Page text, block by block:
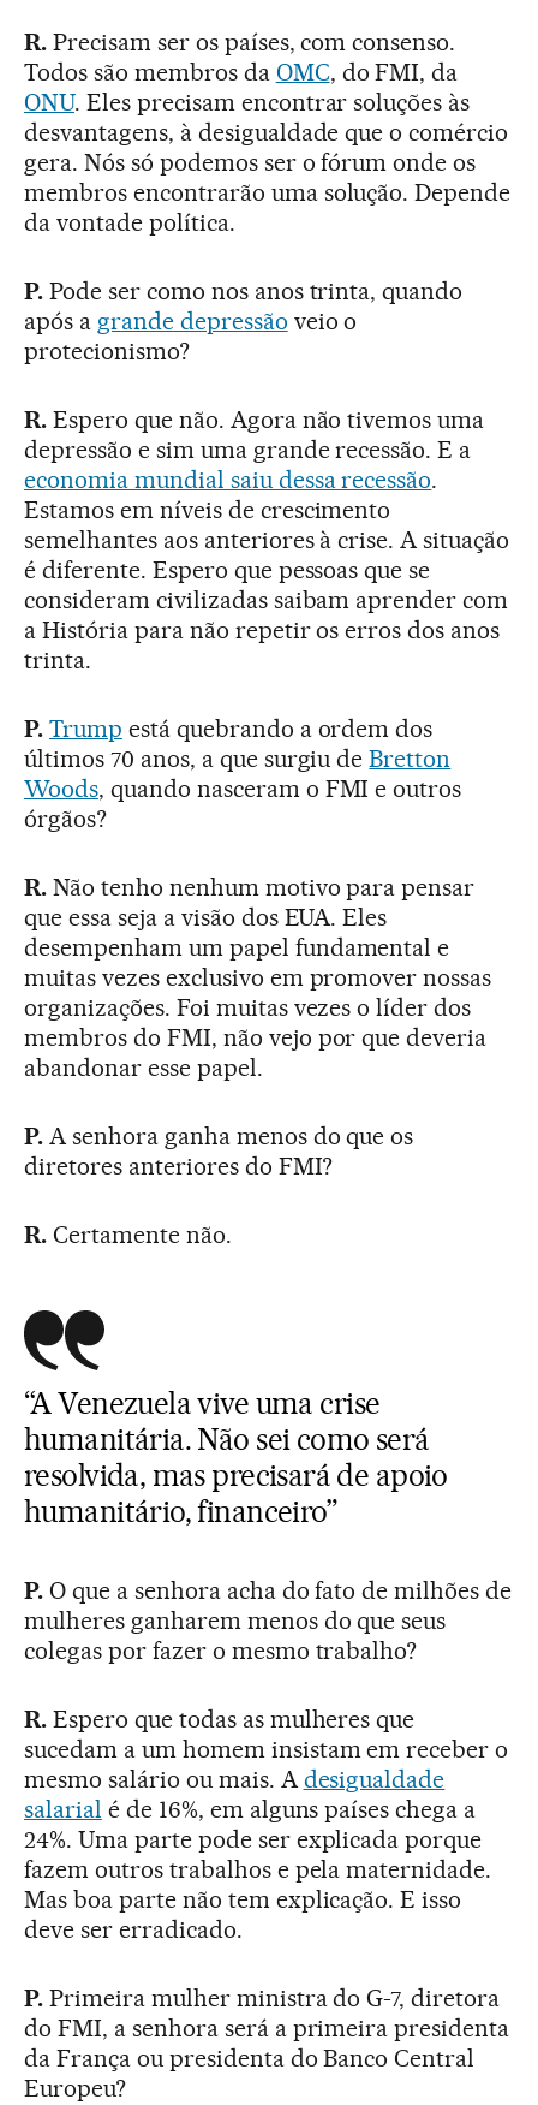
R. Precisam ser os países, com consenso.
Todos são membros da OMC, do FMI, da
ONU. Eles precisam encontrar soluções às
desvantagens, à desigualdade que o comércio
gera. Nós só podemos ser o fórum onde os
membros encontrarão uma solução. Depende
da vontade política.
P. Pode ser como nos anos trinta, quando
após a grande depressão veio o
protecionismo?
R. Espero que não. Agora não tivemos uma
depressão e sim uma grande recessão. E a
economia mundial saiu dessa recessão.
Estamos em níveis de crescimento
semelhantes aos anteriores à crise. A situação
é diferente. Espero que pessoas que se
consideram civilizadas saibam aprender com
a História para não repetir os erros dos anos
trinta.
P. Trump está quebrando a ordem dos
últimos 70 anos, a que surgiu deBretton
Woods, quando nasceram o FMI e outros
órgãos?
R. Não tenho nenhum motivo para pensar
que essa seja a visão dos EUA. Eles
desempenham um papel fundamental e
muitas vezes exclusivo em promover nossas
organizações. Foi muitas vezes o líder dos
membros do FMI, não vejo por que deveria
abandonar esse papel.
P. A senhora ganha menos do que os
diretores anteriores do FMI?
R. Certamente não.
“A Venezuela vive uma crise
humanitária. Não sei como será
resolvida, mas precisará de apoio
humanitário, financeiro”
P. O que a senhora acha do fato de milhões de
mulheres ganharem menos do que seus
colegas por fazer o mesmo trabalho?
R. Espero que todas as mulheres que
sucedam a um homem insistam em receber o
mesmo salário ou mais. Adesigualdade
salarial é de 16%, em alguns países chega a
24%. Uma parte pode ser explicada porque
fazem outros trabalhos e pela maternidade.
Mas boa parte não tem explicação. E isso
deve ser erradicado.
P. Primeira mulher ministra do G-7, diretora
do FMI, a senhora será a primeira presidenta
da França ou presidenta do Banco Central
Europeu?